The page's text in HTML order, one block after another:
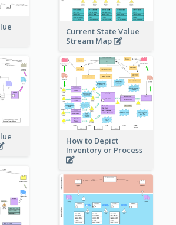
Current State Value
Stream Map
How to Depict
Inventory or Process